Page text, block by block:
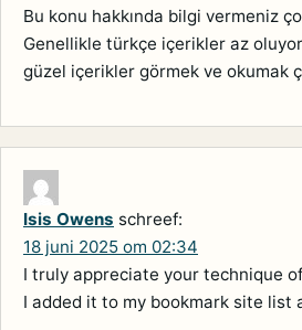
Bu konu hakkında bilgi vermeniz
Genellikle türkçe içerikler az
güzel içerikler görmek ve okumak
Isis Owens schreef:
18 juni 2025 om 02:34
I truly appreciate your technique
I added it to my bookmark site list